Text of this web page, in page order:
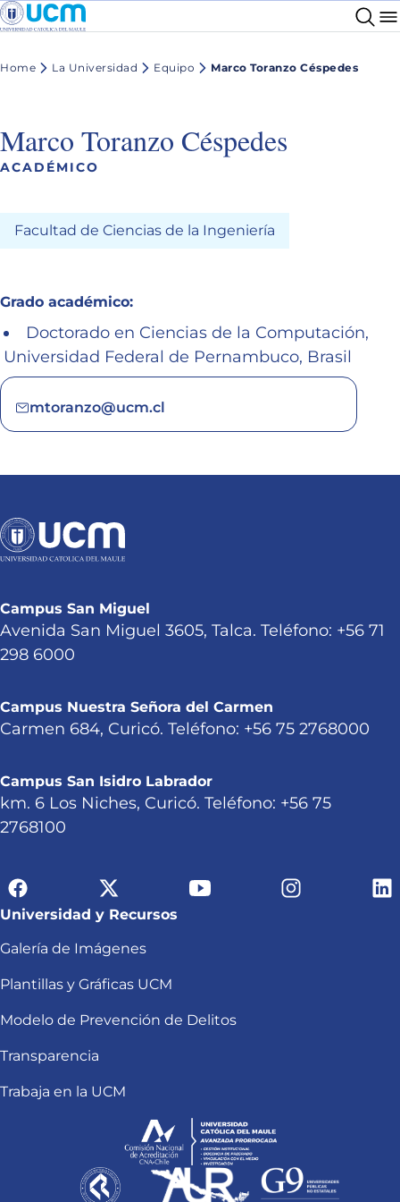
Home La Universidad Equipo Marco Toranzo Céspedes
Marco Toranzo Céspedes
ACADÉMICO
Facultad de Ciencias de la Ingeniería
Grado académico:
Doctorado en Ciencias de la Computación,
Universidad Federal de Pernambuco, Brasil
mtoranzo@ucm.cl
Campus San Miguel
Avenida San Miguel 3605, Talca. Teléfono: +56 71
298 6000
Campus Nuestra Señora del Carmen
Carmen 684, Curicó. Teléfono: +56 75 2768000
Campus San Isidro Labrador
km. 6 Los Niches, Curicó. Teléfono: +56 75
2768100
Universidad y Recursos
Galería de Imágenes
Plantillas y Gráficas UCM
Modelo de Prevención de Delitos
Transparencia
Trabaja en la UCM